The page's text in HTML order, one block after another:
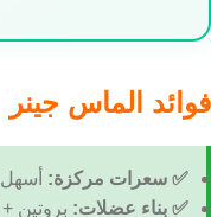
فوائد الماس جينر
✅ سعرات مركزة:
✅ بناء عضلات: بروتين